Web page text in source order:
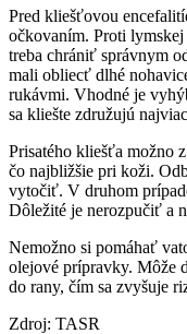
Pred kliešťovou
očkovaním. Proti
treba chrániť správnym
mali obliecť dlhé
rukávmi. Vhodné je
sa kliešte združujú
Prisatého kliešťa možno
čo najbližšie pri koži.
vytočiť. V druhom
Dôležité je nerozpučiť a
Nemožno si pomáhať
olejové prípravky. Môže
do rany, čím sa zvyšuje
Zdroj: TASR